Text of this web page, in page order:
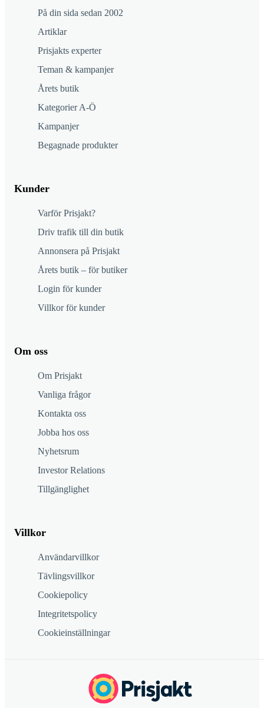
På din sida sedan 2002
Artiklar
Prisjakts experter
Teman & kampanjer
Årets butik
Kategorier A-Ö
Kampanjer
Begagnade produkter
Kunder
Varför Prisjakt?
Driv trafik till din butik
Annonsera på Prisjakt
Årets butik – för butiker
Login för kunder
Villkor för kunder
Om oss
Om Prisjakt
Vanliga frågor
Kontakta oss
Jobba hos oss
Nyhetsrum
Investor Relations
Tillgänglighet
Villkor
Användarvillkor
Tävlingsvillkor
Cookiepolicy
Integritetspolicy
Cookieinställningar